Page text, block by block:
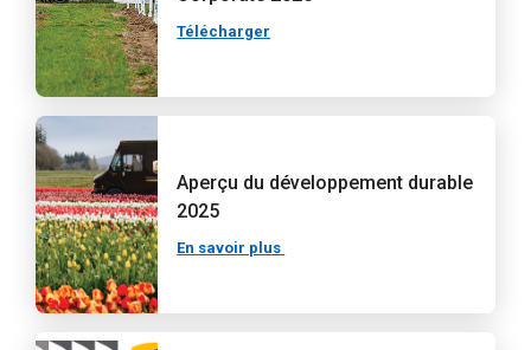
Télécharger
Aperçu du développement durable
2025
En savoir plus